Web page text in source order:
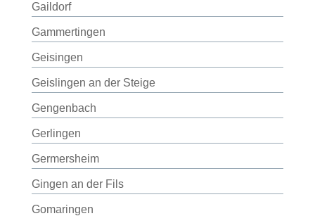
Gaildorf
Gammertingen
Geisingen
Geislingen an der Steige
Gengenbach
Gerlingen
Germersheim
Gingen an der Fils
Gomaringen